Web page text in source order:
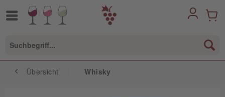
Übersicht Whisky